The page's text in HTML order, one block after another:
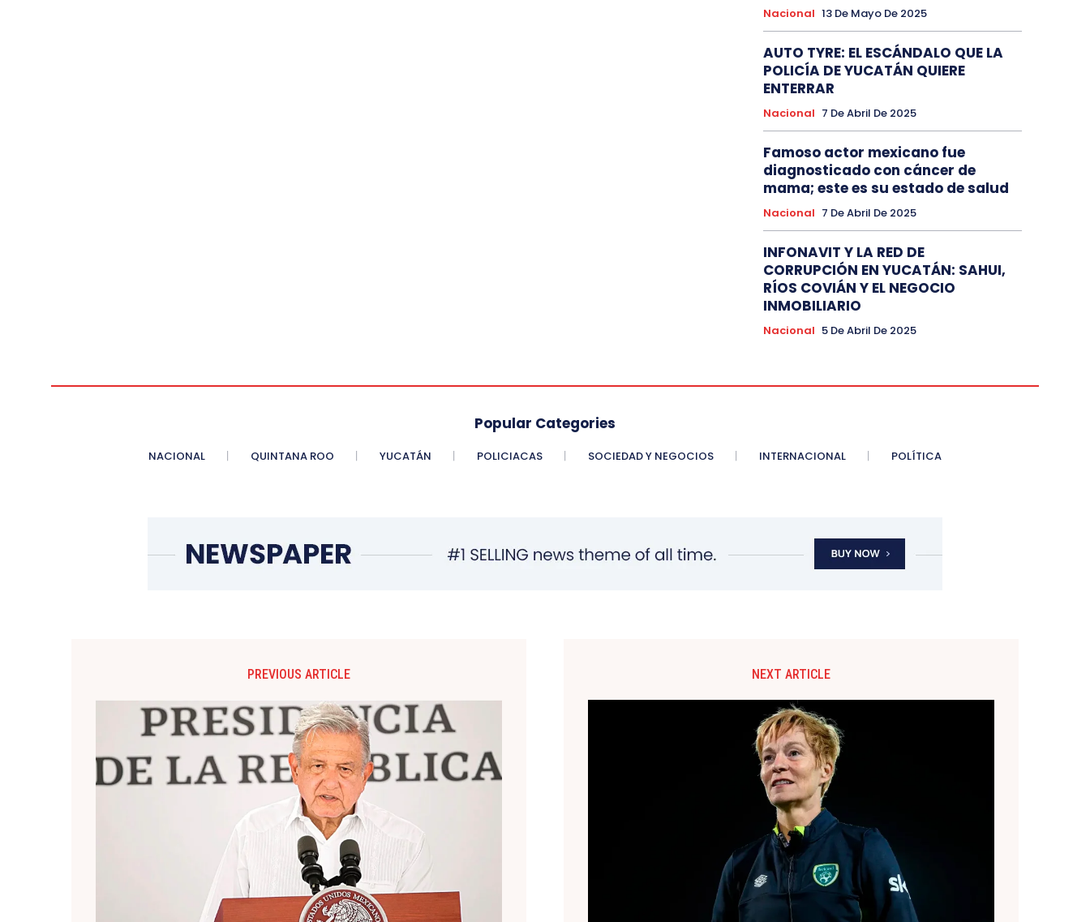
Nacional 13 De Mayo De 2025
AUTO TYRE: EL ESCÁNDALO QUE LA
POLICÍA DE YUCATÁN QUIERE
ENTERRAR
Nacional 7 De Abril De 2025
Famoso actor mexicano fue
diagnosticado con cáncer de
mama; este es su estado de salud
Nacional 7 De Abril De 2025
INFONAVIT Y LA RED DE
CORRUPCIÓN EN YUCATÁN: SAHUI,
RÍOS COVIÁN Y EL NEGOCIO
INMOBILIARIO
Nacional 5 De Abril De 2025
Popular Categories
NACIONAL QUINTANA ROO YUCATÁN POLICIACAS SOCIEDAD Y NEGOCIOS INTERNACIONAL POLÍTICA
PREVIOUS ARTICLE NEXT ARTICLE